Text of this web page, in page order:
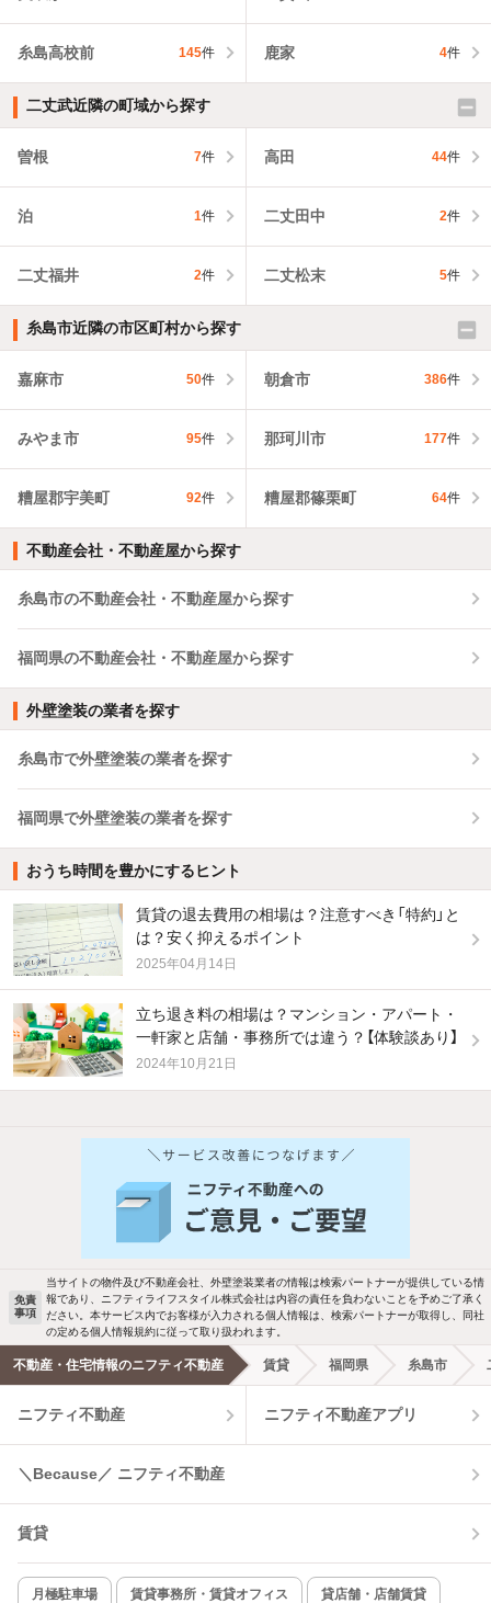
糸島高校前 145件 鹿家 4件
二丈武近隣の町域から探す
曽根 7件 高田 44件
泊 1件 二丈田中 2件
二丈福井 2件 二丈松末 5件
糸島市近隣の市区町村から探す
嘉麻市 50件 朝倉市 386件
みやま市 95件 那珂川市 177件
糟屋郡宇美町 92件 糟屋郡篠栗町 64件
不動産会社・不動産屋から探す
糸島市の不動産会社・不動産屋から探す
福岡県の不動産会社・不動産屋から探す
外壁塗装の業者を探す
糸島市で外壁塗装の業者を探す
福岡県で外壁塗装の業者を探す
おうち時間を豊かにするヒント
賃貸の退去費用の相場は？注意すべき「特約」と
は？安く抑えるポイント
2025年04月14日
立ち退き料の相場は？マンション・アパート・
一軒家と店舗・事務所では違う？【体験談あり】
2024年10月21日
バス・トイレ別 2階以上
洗濯機置場あり 独立洗面台
エアコンあり 都市ガス
温水洗浄便座 オートロック
コンロ2口以上
新着のみ インターネット無料
免責
事項
当サイトの物件及び不動産会社、外壁塗装業者の情報は検索パートナーが提供している情
報であり、ニフティライフスタイル株式会社は内容の責任を負わないことを予めご了承く
ださい。本サービス内でお客様が入力される個人情報は、検索パートナーが取得し、同社
の定める個人情報規約に従って取り扱われます。
不動産・住宅情報のニフティ不動産 賃貸 福岡県 糸島市
ニフティ不動産 ニフティ不動産アプリ
＼Because／ ニフティ不動産
賃貸
月極駐車場 賃貸事務所・賃貸オフィス 貸店舗・店舗賃貸